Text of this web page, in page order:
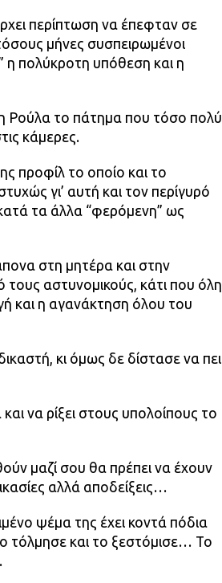
περίπτωση να έπεφταν σε
μήνες συσπειρωμένοι
η πολύκροτη υπόθεση και η
Ρούλα το πάτημα που τόσο πολύ
κάμερες.
προφίλ το οποίο και το
γι’ αυτή και τον περίγυρό
τα άλλα “φερόμενη” ως
στη μητέρα και στην
τους αστυνομικούς, κάτι που όλη
και η αγανάκτηση όλου του
κι όμως δε δίστασε να πει
να ρίξει στους υπολοίπους το
μαζί σου θα πρέπει να έχουν
αλλά αποδείξεις…
ψέμα της έχει κοντά πόδια
τόλμησε και το ξεστόμισε… Το